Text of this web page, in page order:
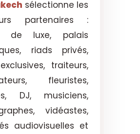
sélectionne les
partenaires :
de luxe, palais
riads privés,
traiteurs,
fleuristes,
DJ, musiciens,
vidéastes,
audiovisuelles et